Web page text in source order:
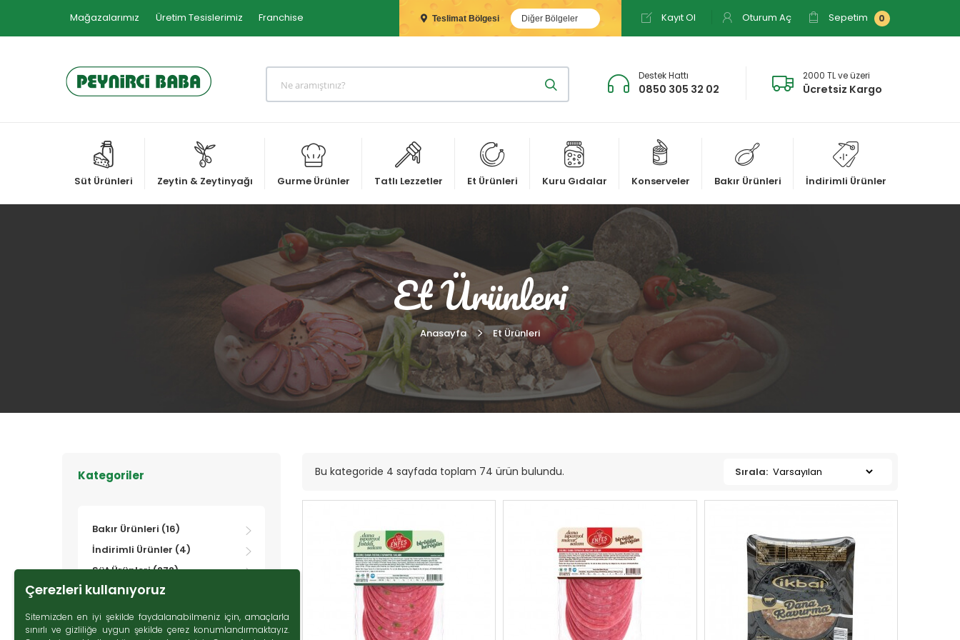
Mağazalarımız Üretim Tesislerimiz Franchise Teslimat Bölgesi Diğer Bölgeler Kayıt Ol Oturum Aç Sepetim 0
Destek Hattı
0850 305 32 02
2000 TL ve üzeri
Ücretsiz Kargo
Süt Ürünleri Zeytin & Zeytinyağı Gurme Ürünler Tatlı Lezzetler Et Ürünleri Kuru Gıdalar Konserveler Bakır Ürünleri İndirimli Ürünler
Et Ürünleri
Anasayfa Et Ürünleri
Kategoriler
Bakır Ürünleri (16)
İndirimli Ürünler (4)
Süt Ürünleri (272)
Zeytin (69)
Gurme Ürünler (107)
Tatlı Lezzetler (230)
Bu kategoride 4 sayfada toplam 74 ürün bulundu. Sırala:
Çerezleri kullanıyoruz
Sitemizden en iyi şekilde faydalanabilmeniz için, amaçlarla
sınırlı ve gizliliğe uygun şekilde çerez konumlandırmaktayız.